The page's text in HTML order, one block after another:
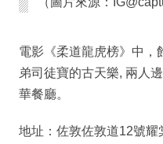
電影《柔道龍虎榜》中，
弟司徒寶的古天樂, 兩人
華餐廳。
地址：佐敦佐敦道12號耀